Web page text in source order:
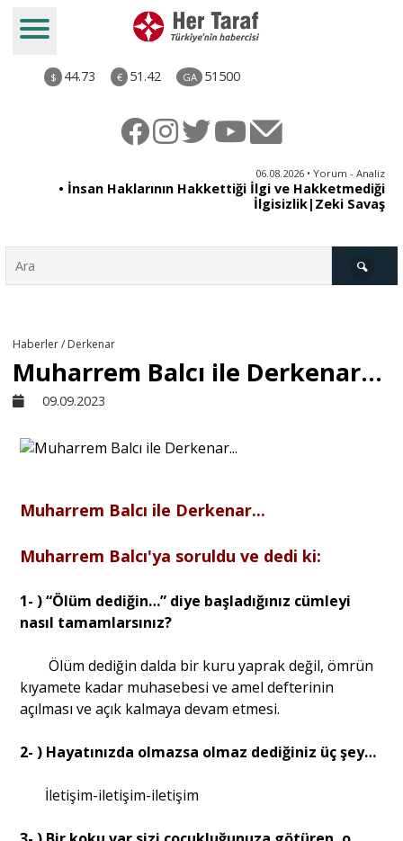
$ 44.73 € 51.42 GA 51500
06.08.2026 • Yorum - Analiz
• İnsan Haklarının Hakkettiği İlgi ve Hakketmediği
İlgisizlik|Zeki Savaş
Sivil Toplum
Kültür - Sanat
Ekonomi
Yorum - Analiz
Yazı Dizisi
Haberler / Derkenar
Muharrem Balcı ile Derkenar...
09.09.2023
Muharrem Balcı ile Derkenar...
Muharrem Balcı'ya soruldu ve dedi ki:
1- ) “Ölüm dediğin…” diye başladığınız cümleyi
nasıl tamamlarsınız?
Ölüm dediğin dalda bir kuru yaprak değil, ömrün
kıyamete kadar muhasebesi ve amel defterinin
açılması ve açık kalmaya devam etmesi.
2- ) Hayatınızda olmazsa olmaz dediğiniz üç şey…
İletişim-iletişim-iletişim